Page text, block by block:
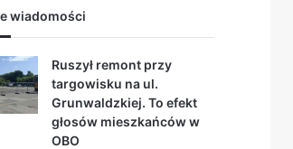
wiadomości
Ruszył remont przy
targowisku na ul.
Grunwaldzkiej. To efekt
głosów mieszkańców w
OBO